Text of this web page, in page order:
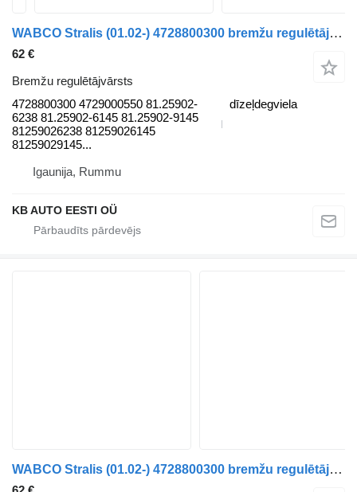
WABCO Stralis (01.02-) 4728800300 bremžu regulētājvārsts paredzēts IVECO Stralis, Trakker (2002-) kravas automašīnas
62 €
Bremžu regulētājvārsts
4728800300 4729000550 81.25902-
6238 81.25902-6145 81.25902-9145
81259026238 81259026145
81259029145...
dīzeļdegviela
Igaunija, Rummu
KB AUTO EESTI OÜ
WABCO Stralis (01.02-) 4728800300 bremžu regulētājvārsts paredzēts IVECO Stralis, Trakker (2002-) kravas automašīnas